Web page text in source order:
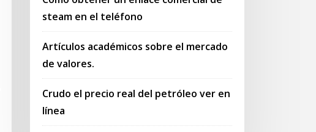
steam en el teléfono
Artículos académicos sobre el mercado
de valores.
Crudo el precio real del petróleo ver en
línea